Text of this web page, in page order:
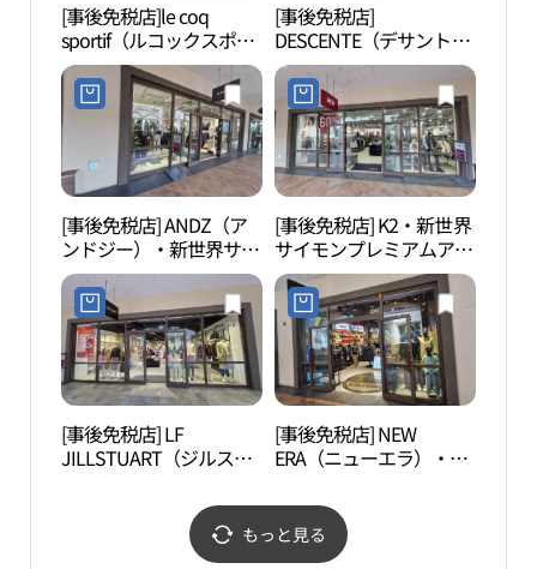
[事後免税店]le coq
sportif（ルコックスポル
ティフ）・新世界サイモ
ンプレミアムアウトレッ
トシフン（始興）店(르
꼬끄스포르티브 신세계
사이먼프리미엄아울렛
시흥점)
[事後免税店]
DESCENTE（デサント）
ゴルフ・新世界サイモン
プレミアムアウトレット
シフン（始興）店(데상
트골프 신세계사이먼프
리미엄아울렛 시흥점)
[事後免税店] ANDZ（ア
ンドジー）・新世界サイ
モンプレミアムアウトレ
ットシフン（始興）店
(앤드지 신세계사이먼프
리미엄아울렛 시흥점)
[事後免税店] K2・新世界
サイモンプレミアムアウ
トレットシフン（始興）
店(K2 신세계사이먼프리
미엄아울렛 시흥점)
[事後免税店] LF
JILLSTUART（ジルスチ
モンプレミアムアウトレ
ットシフン（始興）店
(질스튜어트 신세계사이
[事後免税店] NEW
ERA（ニューエラ）・新
アウトレットシフン（始
興）店(뉴에라 신세계사
이먼프리미엄아울렛 시
もっと見る